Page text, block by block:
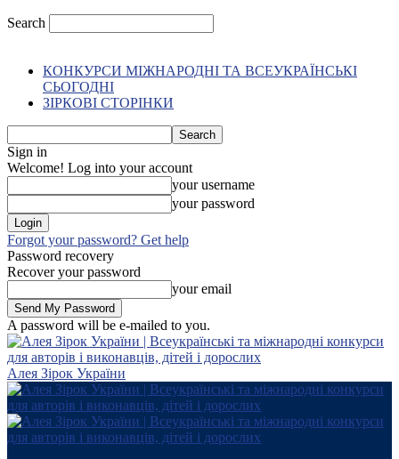
Search
КОНКУРСИ МІЖНАРОДНІ ТА ВСЕУКРАЇНСЬКІ
СЬОГОДНІ
ЗІРКОВІ СТОРІНКИ
Sign in
Welcome! Log into your account
your username
your password
Forgot your password? Get help
Password recovery
Recover your password
your email
A password will be e-mailed to you.
Алея Зірок України